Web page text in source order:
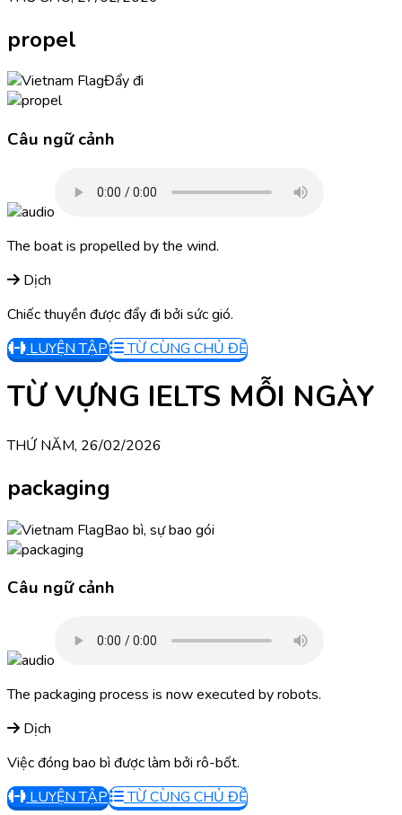
propel
Đẩy đi
Câu ngữ cảnh
The boat is propelled by the wind.
Dịch
Chiếc thuyền được đẩy đi bởi sức gió.
LUYỆN TẬP
TỪ CÙNG CHỦ ĐỀ
TỪ VỰNG IELTS MỖI NGÀY
THỨ NĂM, 26/02/2026
packaging
Bao bì, sự bao gói
Câu ngữ cảnh
The packaging process is now executed by robots.
Dịch
Việc đóng bao bì được làm bởi rô-bốt.
LUYỆN TẬP
TỪ CÙNG CHỦ ĐỀ